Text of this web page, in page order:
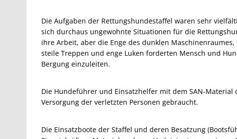
Die Aufgaben der Rettungshundestaffel waren sehr
sich durchaus ungewohnte Situationen für die
ihre Arbeit, aber die Enge des dunklen
steile Treppen und enge Luken forderten Mensch und
Bergung einzuleiten.
Die Hundeführer und Einsatzhelfer mit dem SAN-
Versorgung der verletzten Personen gebraucht.
Die Einsatzboote der Staffel und deren Besatzung